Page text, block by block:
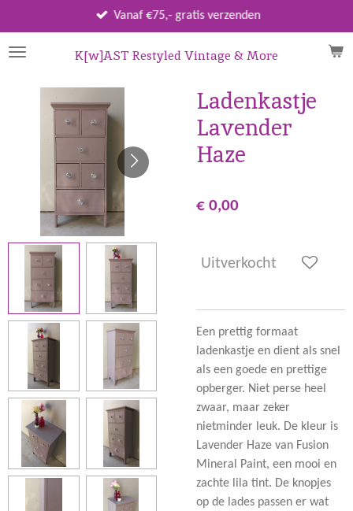
direct
naar
hoofdinhoud
K[w]AST Restyled Vintage & More
Vanaf €75,- gratis verzenden
Ladenkastje
Lavender
Haze
€ 0,00
Uitverkocht
Een prettig formaat
ladenkastje en dient als snel
als een goede en prettige
opberger. Niet perse heel
zwaar, maar zeker
nietminder leuk. De kleur is
Lavender Haze van Fusion
Mineral Paint, een mooi en
zachte lila tint. De knopjes
op de lades passen er wat